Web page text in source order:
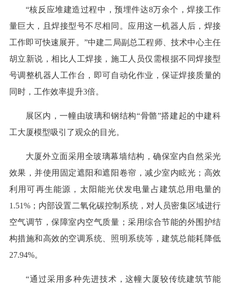
“核反应堆建造过程中，预埋件达8万余个，焊接工作
量巨大，且焊接型号不尽相同。应用这一机器人后，焊接
工作即可快速展开。”中建二局副总工程师、技术中心主任
胡立新说，相比人工焊接，施工人员仅需根据不同焊接型
号调整机器人工作台，即可自动化作业，保证焊接质量的
同时，工作效率提升3倍。
展区内，一幢由玻璃和钢结构“骨骼”搭建起的中建科
工大厦模型吸引了观众的目光。
大厦外立面采用全玻璃幕墙结构，确保室内自然采光
效果，并使用固定遮阳和遮阳卷帘，减少室内眩光；高效
利用可再生能源，太阳能光伏发电量占建筑总用电量的
1.51%；内部设置二氧化碳控制系统，对人员密集区域进行
空气调节，保障室内空气质量；采用综合节能的外围护结
构措施和高效的空调系统、照明系统等，建筑总能耗降低
27.94%。
“通过采用多种先进技术，这幢大厦较传统建筑节能